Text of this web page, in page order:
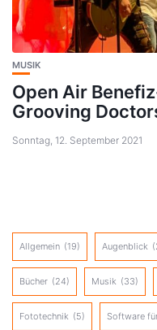
MUSIK
Open Air
Grooving
Sonntag, 12. September 2021
Allgemein (19) Augenblick
Bücher (24) Musik (33)
Fototechnik (5) Software